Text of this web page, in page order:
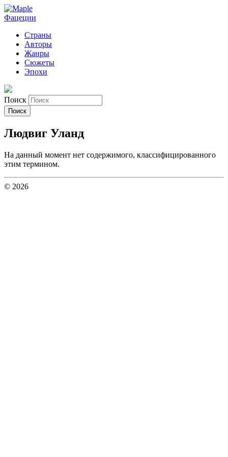
Фацеции
Страны
Авторы
Жанры
Сюжеты
Эпохи
Поиск
Людвиг Уланд
На данный момент нет содержимого, классифицированного
этим термином.
© 2026